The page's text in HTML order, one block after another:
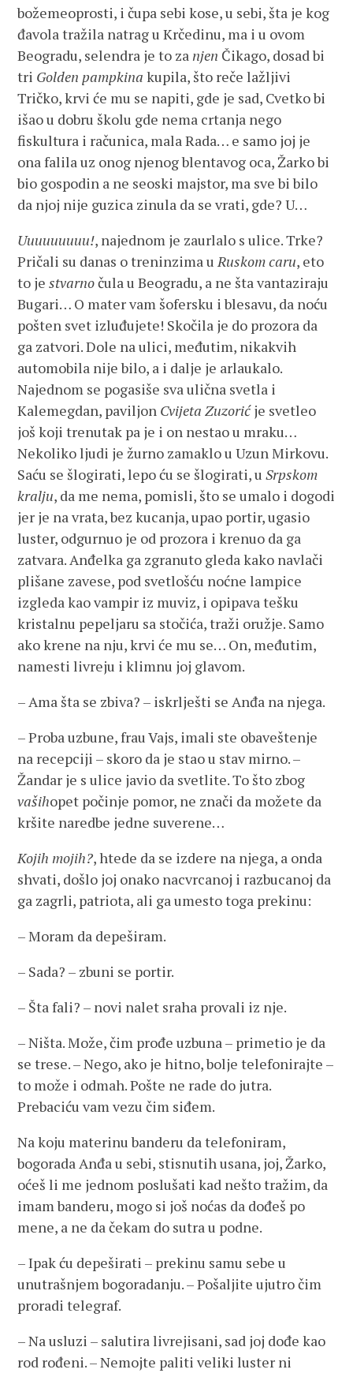
božemeoprosti, i čupa sebi kose, u sebi, šta je kog
đavola tražila natrag u Krčedinu, ma i u ovom
Beogradu, selendra je to za njen Čikago, dosad bi
tri Golden pampkinakupila, što reče lažljivi
Tričko, krvi će mu se napiti, gde je sad, Cvetko bi
išao u dobru školu gde nema crtanja nego
fiskultura i računica, mala Rada… e samo joj je
ona falila uz onog njenog blentavog oca, Žarko bi
bio gospodin a ne seoski majstor, ma sve bi bilo
da njoj nije guzica zinula da se vrati, gde? U…
Uuuuuuuuu!, najednom je zaurlalo s ulice. Trke?
Pričali su danas o treninzima uRuskom caru, eto
to jestvarnočula u Beogradu, a ne šta vantaziraju
Bugari… O mater vam šofersku i blesavu, da noću
pošten svet izluđujete! Skočila je do prozora da
ga zatvori. Dole na ulici, međutim, nikakvih
automobila nije bilo, a i dalje je arlaukalo.
Najednom se pogasiše sva ulična svetla i
Kalemegdan, paviljon Cvijeta Zuzorićje svetleo
još koji trenutak pa je i on nestao u mraku…
Nekoliko ljudi je žurno zamaklo u Uzun Mirkovu.
Saću se šlogirati, lepo ću se šlogirati, uSrpskom
kralju, da me nema, pomisli, što se umalo i dogodi
jer je na vrata, bez kucanja, upao portir, ugasio
luster, odgurnuo je od prozora i krenuo da ga
zatvara. Anđelka ga zgranuto gleda kako navlači
plišane zavese, pod svetlošću noćne lampice
izgleda kao vampir iz muviz, i opipava tešku
kristalnu pepeljaru sa stočića, traži oružje. Samo
ako krene na nju, krvi će mu se… On, međutim,
namesti livreju i klimnu joj glavom.
– Ama šta se zbiva? – iskrlješti se Anđa na njega.
– Proba uzbune, frau Vajs, imali ste obaveštenje
na recepciji – skoro da je stao u stav mirno. –
Žandar je s ulice javio da svetlite. To što zbog
vašihopet počinje pomor, ne znači da možete da
kršite naredbe jedne suverene…
Kojih mojih?, htede da se izdere na njega, a onda
shvati, došlo joj onako nacvrcanoj i razbucanoj da
ga zagrli, patriota, ali ga umesto toga prekinu:
– Moram da depeširam.
– Sada? – zbuni se portir.
– Šta fali? – novi nalet sraha provali iz nje.
– Ništa. Može, čim prođe uzbuna – primetio je da
se trese. – Nego, ako je hitno, bolje telefonirajte –
to može i odmah. Pošte ne rade do jutra.
Prebaciću vam vezu čim siđem.
Na koju materinu banderu da telefoniram,
bogorada Anđa u sebi, stisnutih usana, joj, Žarko,
oćeš li me jednom poslušati kad nešto tražim, da
imam banderu, mogo si još noćas da dođeš po
mene, a ne da čekam do sutra u podne.
– Ipak ću depeširati – prekinu samu sebe u
unutrašnjem bogoradanju. – Pošaljite ujutro čim
proradi telegraf.
– Na usluzi – salutira livrejisani, sad joj dođe kao
rod rođeni. – Nemojte paliti veliki luster ni